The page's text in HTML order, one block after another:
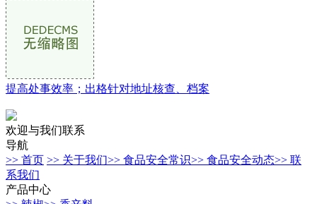
提高处事效率；出格针对地址核查、档案
欢迎与我们联系
导航
>> 首页 >> 关于我们>> 食品安全常识>> 食品安全动态>> 联
系我们
产品中心